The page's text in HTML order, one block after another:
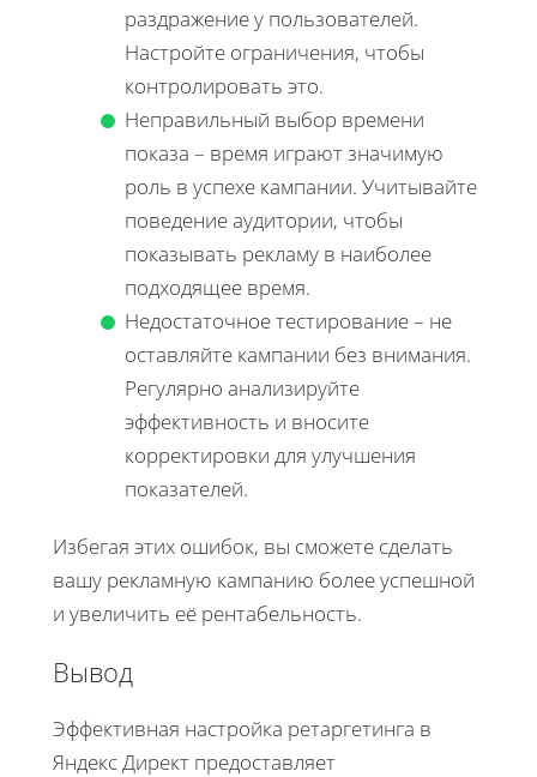
раздражение у пользователей.
Настройте ограничения, чтобы
контролировать это.
Неправильный выбор времени
показа – время играют значимую
роль в успехе кампании. Учитывайте
поведение аудитории, чтобы
показывать рекламу в наиболее
подходящее время.
Недостаточное тестирование – не
оставляйте кампании без внимания.
Регулярно анализируйте
эффективность и вносите
корректировки для улучшения
показателей.
Избегая этих ошибок, вы сможете сделать
вашу рекламную кампанию более успешной
и увеличить её рентабельность.
Вывод
Эффективная настройка ретаргетинга в
Яндекс Директ предоставляет